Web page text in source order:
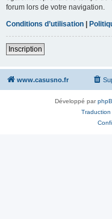
forum lors de votre navigation.
Conditions d’utilisation |
Inscription
www.casusno.fr
Développé par
Traduction